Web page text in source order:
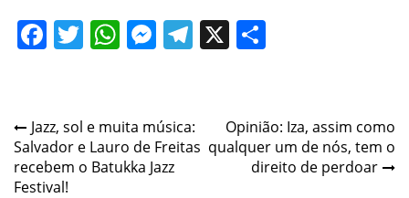
Facebook
Twitter
WhatsApp
Messenger
Telegram
X
Post
navigation
Jazz, sol e muita música:
Salvador e Lauro de Freitas
recebem o Batukka Jazz
Festival!
Opinião: Iza, assim como
qualquer um de nós, tem o
direito de perdoar